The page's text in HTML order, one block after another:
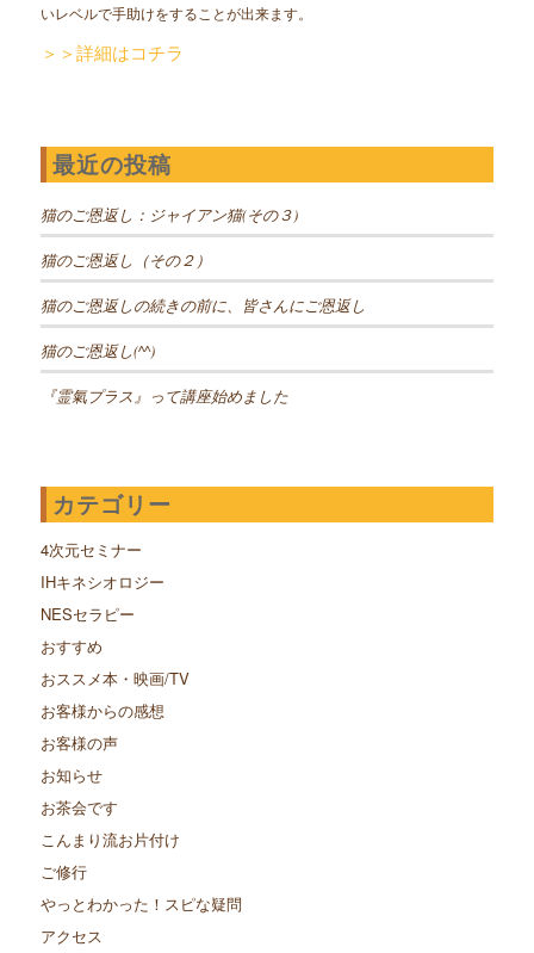
いレベルで手助けをすることが出来ます。
＞＞詳細はコチラ
最近の投稿
猫のご恩返し：ジャイアン猫(その３)
猫のご恩返し（その２）
猫のご恩返しの続きの前に、皆さんにご恩返し
猫のご恩返し(^^)
『霊氣プラス』って講座始めました
カテゴリー
4次元セミナー
IHキネシオロジー
NESセラピー
おすすめ
おススメ本・映画/TV
お客様からの感想
お客様の声
お知らせ
お茶会です
こんまり流お片付け
ご修行
やっとわかった！スピな疑問
アクセス